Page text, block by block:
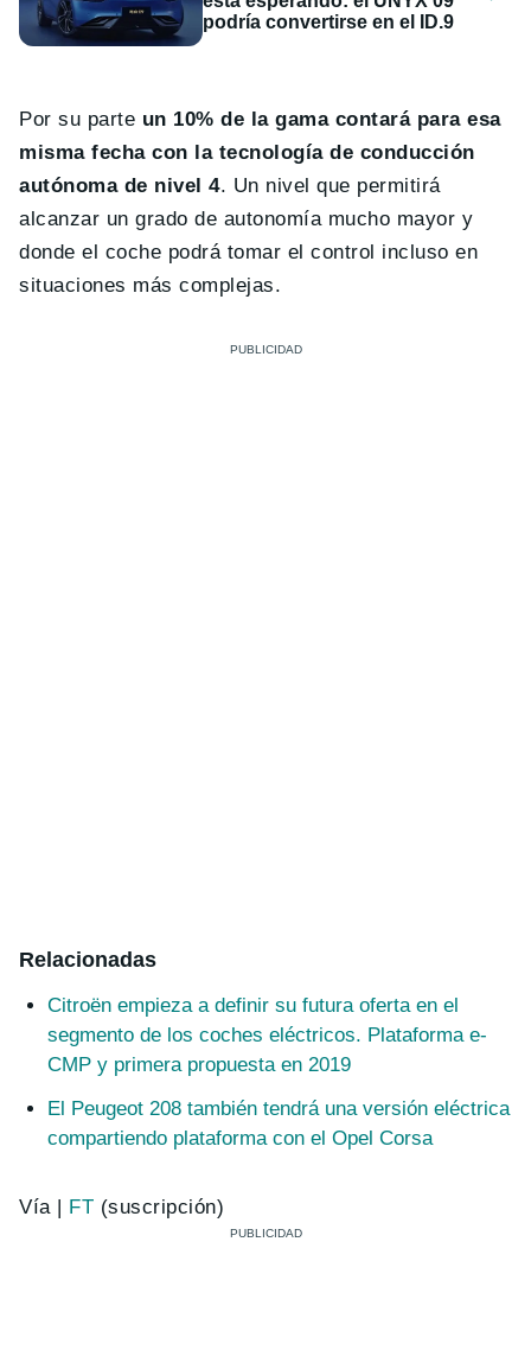
podría convertirse en el ID.9
Por su parte un 10% de la gama contará para esa
misma fecha con la tecnología de conducción
autónoma de nivel 4. Un nivel que permitirá
alcanzar un grado de autonomía mucho mayor y
donde el coche podrá tomar el control incluso en
situaciones más complejas.
Relacionadas
Citroën empieza a definir su futura oferta en el
segmento de los coches eléctricos. Plataforma e-
CMP y primera propuesta en 2019
El Peugeot 208 también tendrá una versión eléctrica
compartiendo plataforma con el Opel Corsa
Vía | FT (suscripción)